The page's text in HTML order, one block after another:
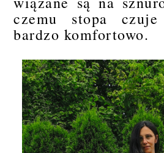
czemu stopa
bardzo komfortowo.